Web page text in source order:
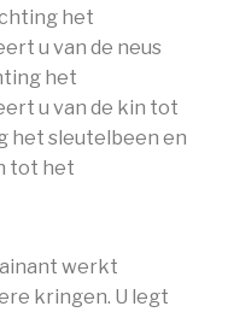
het
u van de neus
het
u van de kin tot
het sleutelbeen en
tot het
werkt
kringen. U legt